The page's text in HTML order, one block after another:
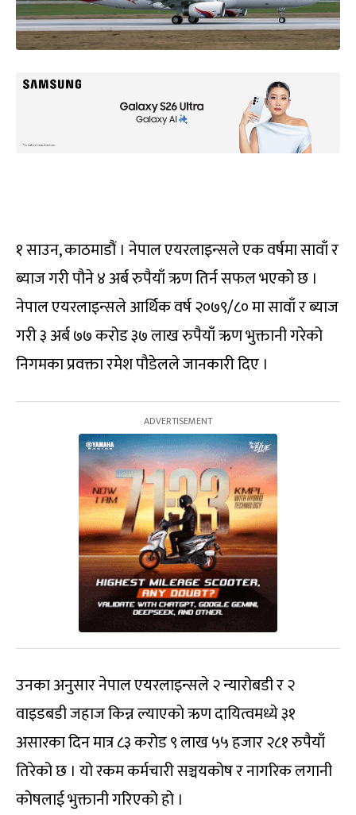
१ साउन, काठमाडौं । नेपाल एयरलाइन्सले एक वर्षमा सावाँ र
ब्याज गरी पौने ४ अर्ब रुपैयाँ ऋण तिर्न सफल भएको छ ।
नेपाल एयरलाइन्सले आर्थिक वर्ष २०७९/८० मा सावाँ र ब्याज
गरी ३ अर्ब ७७ करोड ३७ लाख रुपैयाँ ऋण भुक्तानी गरेको
निगमका प्रवक्ता रमेश पौडेलले जानकारी दिए ।
उनका अनुसार नेपाल एयरलाइन्सले २ न्यारोबडी र २
वाइडबडी जहाज किन्न ल्याएको ऋण दायित्वमध्ये ३१
असारका दिन मात्र ८३ करोड ९ लाख ५५ हजार २८१ रुपैयाँ
तिरेको छ । यो रकम कर्मचारी सञ्चयकोष र नागरिक लगानी
कोषलाई भुक्तानी गरिएको हो ।